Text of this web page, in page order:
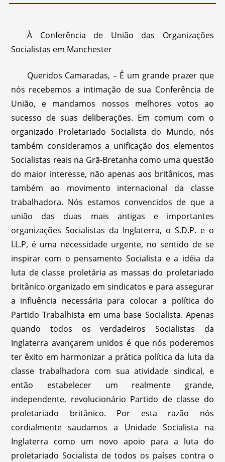
À Conferência de União das Organizações
Socialistas em Manchester
Queridos Camaradas, – É um grande prazer que
nós recebemos a intimação de sua Conferência de
União, e mandamos nossos melhores votos ao
sucesso de suas deliberações. Em comum com o
organizado Proletariado Socialista do Mundo, nós
também consideramos a unificação dos elementos
Socialistas reais na Grã-Bretanha como uma questão
do maior interesse, não apenas aos britânicos, mas
também ao movimento internacional da classe
trabalhadora. Nós estamos convencidos de que a
união das duas mais antigas e importantes
organizações Socialistas da Inglaterra, o S.D.P. e o
I.L.P, é uma necessidade urgente, no sentido de se
inspirar com o pensamento Socialista e a idéia da
luta de classe proletária as massas do proletariado
britânico organizado em sindicatos e para assegurar
a influência necessária para colocar a política do
Partido Trabalhista em uma base Socialista. Apenas
quando todos os verdadeiros Socialistas da
Inglaterra avançarem unidos é que nós poderemos
ter êxito em harmonizar a prática política da luta da
classe trabalhadora com sua atividade sindical, e
então estabelecer um realmente grande,
independente, revolucionário Partido de classe do
proletariado britânico. Por esta razão nós
cordialmente saudamos a Unidade Socialista na
Inglaterra como um novo apoio para a luta do
proletariado Socialista de todos os países contra o